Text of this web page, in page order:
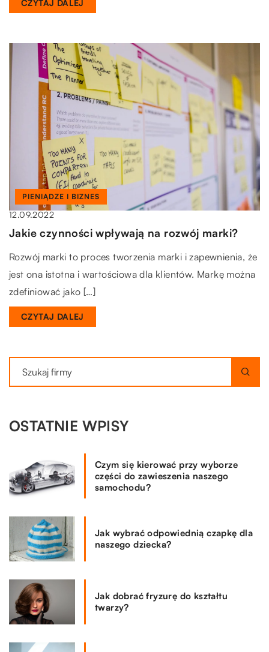
CZYTAJ DALEJ
PIENIĄDZE I BIZNES
12.09.2022
Jakie czynności wpływają na rozwój marki?
Rozwój marki to proces tworzenia marki i zapewnienia, że
jest ona istotna i wartościowa dla klientów. Markę można
zdefiniować jako […]
CZYTAJ DALEJ
OSTATNIE WPISY
Czym się kierować przy wyborze
części do zawieszenia naszego
samochodu?
Jak wybrać odpowiednią czapkę dla
naszego dziecka?
Jak dobrać fryzurę do kształtu
twarzy?